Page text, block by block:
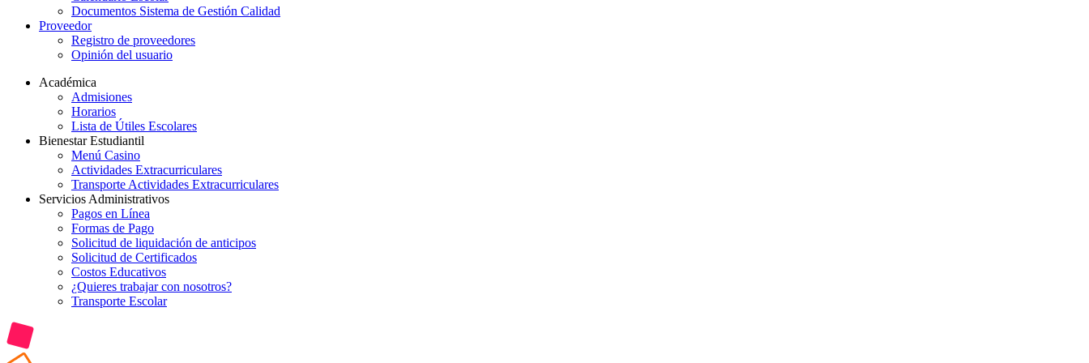
Documentos Sistema de Gestión Calidad
Proveedor
Registro de proveedores
Opinión del usuario
Académica
Admisiones
Horarios
Lista de Útiles Escolares
Bienestar Estudiantil
Menú Casino
Actividades Extracurriculares
Transporte Actividades Extracurriculares
Servicios Administrativos
Pagos en Línea
Formas de Pago
Solicitud de liquidación de anticipos
Solicitud de Certificados
Costos Educativos
¿Quieres trabajar con nosotros?
Transporte Escolar